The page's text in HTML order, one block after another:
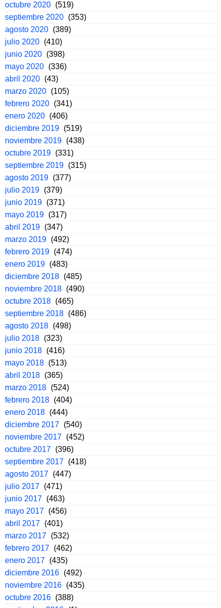
octubre 2020 (519)
septiembre 2020 (353)
agosto 2020 (389)
julio 2020 (410)
junio 2020 (398)
mayo 2020 (336)
abril 2020 (43)
marzo 2020 (105)
febrero 2020 (341)
enero 2020 (406)
diciembre 2019 (519)
noviembre 2019 (438)
octubre 2019 (331)
septiembre 2019 (315)
agosto 2019 (377)
julio 2019 (379)
junio 2019 (371)
mayo 2019 (317)
abril 2019 (347)
marzo 2019 (492)
febrero 2019 (474)
enero 2019 (483)
diciembre 2018 (485)
noviembre 2018 (490)
octubre 2018 (465)
septiembre 2018 (486)
agosto 2018 (498)
julio 2018 (323)
junio 2018 (416)
mayo 2018 (513)
abril 2018 (365)
marzo 2018 (524)
febrero 2018 (404)
enero 2018 (444)
diciembre 2017 (540)
noviembre 2017 (452)
octubre 2017 (396)
septiembre 2017 (418)
agosto 2017 (447)
julio 2017 (471)
junio 2017 (463)
mayo 2017 (456)
abril 2017 (401)
marzo 2017 (532)
febrero 2017 (462)
enero 2017 (435)
diciembre 2016 (492)
noviembre 2016 (435)
octubre 2016 (388)